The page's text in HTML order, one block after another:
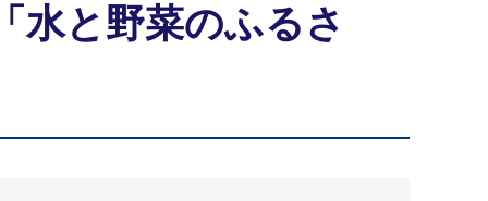
水と野菜のふるさ